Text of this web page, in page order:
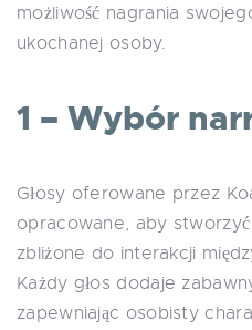
możliwość nagrania
ukochanej osoby.
1 – Wybór
Głosy oferowane przez
opracowane, aby stworzyć
zbliżone do interakcji
Każdy głos dodaje
zapewniając osobisty